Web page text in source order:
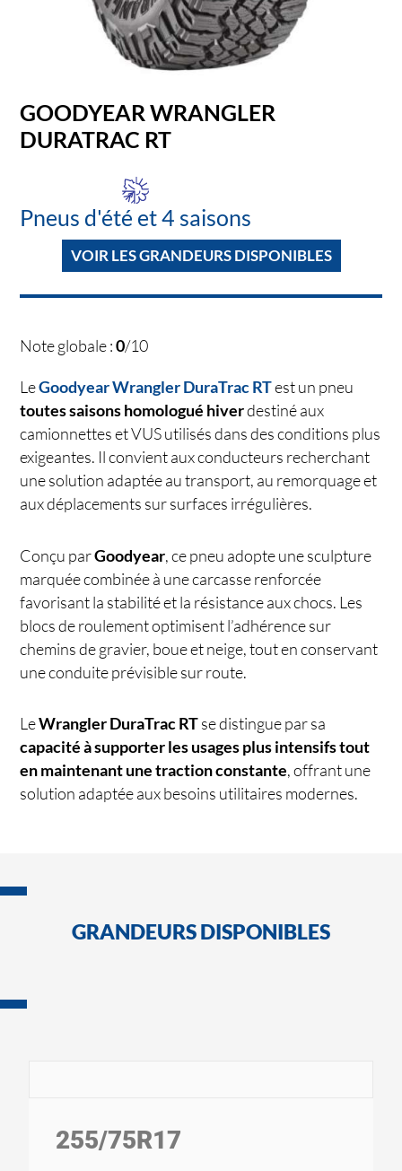
GOODYEAR WRANGLER
DURATRAC RT
Pneus d'été et 4 saisons
VOIR LES GRANDEURS DISPONIBLES
Note globale :0/10
LeGoodyear Wrangler DuraTrac RTest un pneu
toutes saisons homologué hiverdestiné aux
camionnettes et VUS utilisés dans des conditions plus
exigeantes. Il convient aux conducteurs recherchant
une solution adaptée au transport, au remorquage et
aux déplacements sur surfaces irrégulières.
Conçu parGoodyear, ce pneu adopte une sculpture
marquée combinée à une carcasse renforcée
favorisant la stabilité et la résistance aux chocs. Les
blocs de roulement optimisent l’adhérence sur
chemins de gravier, boue et neige, tout en conservant
une conduite prévisible sur route.
LeWrangler DuraTrac RTse distingue par sa
capacité à supporter les usages plus intensifs tout
en maintenant une traction constante, offrant une
solution adaptée aux besoins utilitaires modernes.
GRANDEURS DISPONIBLES
255/75R17